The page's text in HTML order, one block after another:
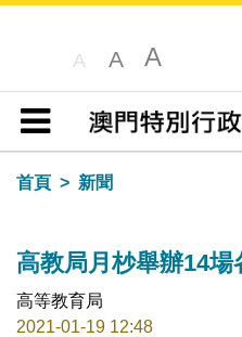
A A A
目錄
首頁
新聞
高教局月杪舉辦14
高等教育局
2021-01-19 12:48